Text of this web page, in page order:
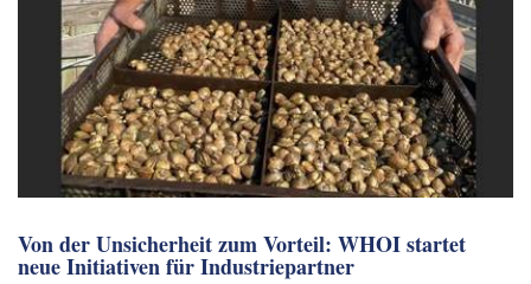
Von der Unsicherheit zum Vorteil: WHOI startet
neue Initiativen für Industriepartner